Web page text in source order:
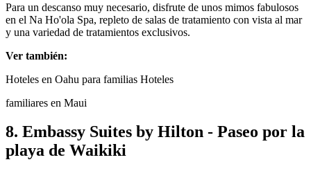
Para un descanso muy necesario, disfrute de unos mimos fabulosos
en el Na Ho'ola Spa, repleto de salas de tratamiento con vista al mar
y una variedad de tratamientos exclusivos.
Ver también:
Hoteles en Oahu para familias Hoteles
familiares en Maui
8. Embassy Suites by Hilton - Paseo por la
playa de Waikiki